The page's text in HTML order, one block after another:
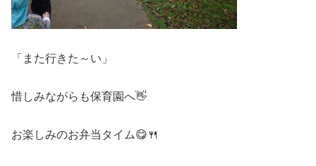
「また行きた～い」
惜しみながらも保育園へ👋
お楽しみのお弁当タイム😋🍴